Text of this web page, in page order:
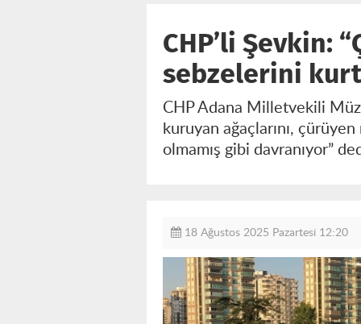
CHP’li Şevkin:
sebzelerini
CHP Adana Milletvekili
kuruyan ağaçlarını,
olmamış gibi davranıyor”
18 Ağustos 2025 Pazartesi 12:20